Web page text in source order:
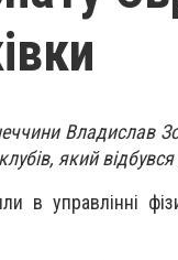
Владислав
який
в управлінні